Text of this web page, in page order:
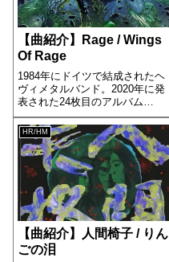
【曲紹介】Rage / Wings
Of Rage
1984年にドイツで結成されたヘ
ヴィメタルバンド。2020年に発
表された24枚目のアルバム
[Wings Of Rage]の5曲目に収録
されています。
HR/HM
【曲紹介】人間椅子 / りん
ごの泪